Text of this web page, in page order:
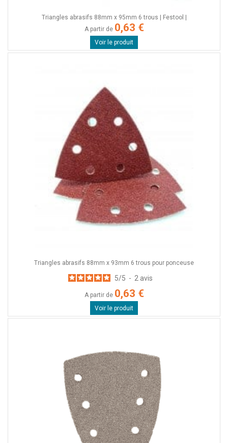
Triangles abrasifs 88mm x 95mm 6 trous | Festool |
A partir de 0,63 €
Voir le produit
Triangles abrasifs 88mm x 93mm 6 trous pour ponceuse
5/5 - 2 avis
A partir de 0,63 €
Voir le produit